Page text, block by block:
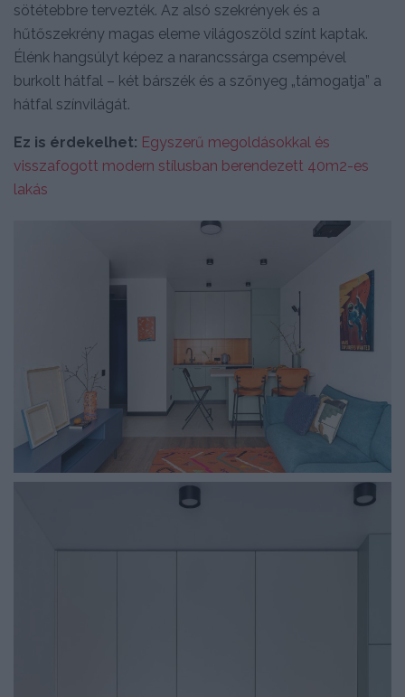
sötétebbre tervezték. Az alsó szekrények és a
hűtőszekrény magas eleme világoszöld színt kaptak.
Élénk hangsúlyt képez a narancssárga csempével
burkolt hátfal – két bárszék és a szőnyeg „támogatja” a
hátfal színvilágát.
Ez is érdekelhet: Egyszerű megoldásokkal és
visszafogott modern stílusban berendezett 40m2-es
lakás